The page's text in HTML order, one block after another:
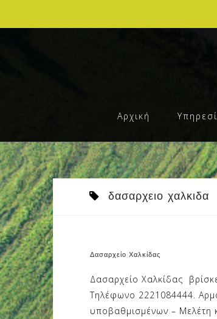
Αρχική
δασαρχειο χαλκιδα
Δασαρχείο Χαλκίδας
Δασαρχείο Χαλκίδας
Τηλέφωνο 2221084444.
υποβαθμισμένων – Μελέτη